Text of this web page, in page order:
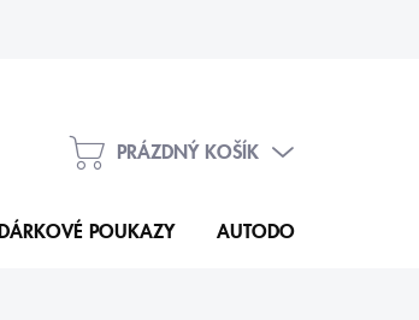
NÁKUPNÍ
PRÁZDNÝ KOŠÍK
DÁRKOVÉ POUKAZY AUTODOPLŇKY